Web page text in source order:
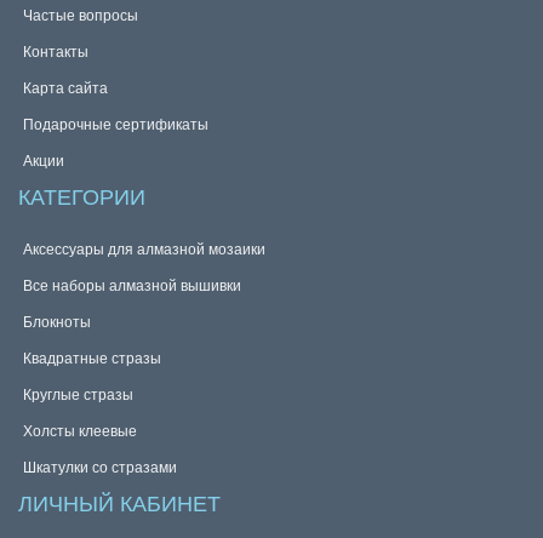
Частые вопросы
Контакты
Карта сайта
Подарочные сертификаты
Акции
КАТЕГОРИИ
Аксессуары для алмазной мозаики
Все наборы алмазной вышивки
Блокноты
Квадратные стразы
Круглые стразы
Холсты клеевые
Шкатулки со стразами
ЛИЧНЫЙ КАБИНЕТ